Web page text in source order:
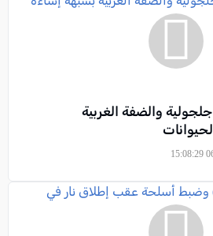
جلجولية والضفة الغربية